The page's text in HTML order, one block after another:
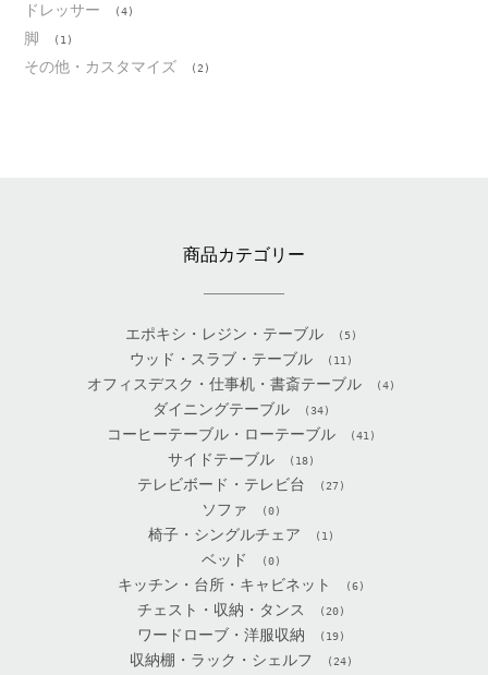
ドレッサー (4)
脚 (1)
その他・カスタマイズ (2)
商品カテゴリー
エポキシ・レジン・テーブル (5)
ウッド・スラブ・テーブル (11)
オフィスデスク・仕事机・書斎テーブル (4)
ダイニングテーブル (34)
コーヒーテーブル・ローテーブル (41)
サイドテーブル (18)
テレビボード・テレビ台 (27)
ソファ (0)
椅子・シングルチェア (1)
ベッド (0)
キッチン・台所・キャビネット (6)
チェスト・収納・タンス (20)
ワードローブ・洋服収納 (19)
収納棚・ラック・シェルフ (24)